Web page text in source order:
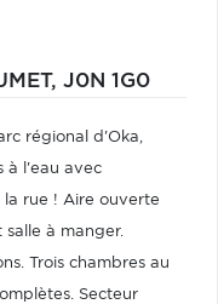
J0N 1G0
régional d'Oka,
à l'eau avec
rue ! Aire ouverte
salle à manger.
Trois chambres au
Secteur